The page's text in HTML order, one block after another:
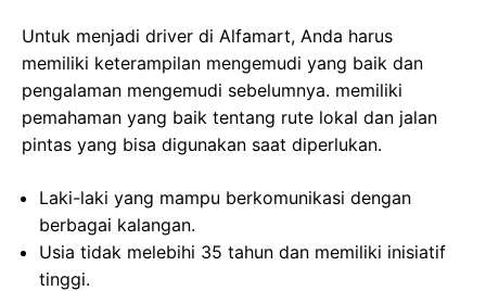
Untuk menjadi driver di Alfamart, Anda harus
memiliki keterampilan mengemudi yang baik dan
pengalaman mengemudi sebelumnya. memiliki
pemahaman yang baik tentang rute lokal dan jalan
pintas yang bisa digunakan saat diperlukan.
Laki-laki yang mampu berkomunikasi dengan
berbagai kalangan.
Usia tidak melebihi 35 tahun dan memiliki inisiatif
tinggi.